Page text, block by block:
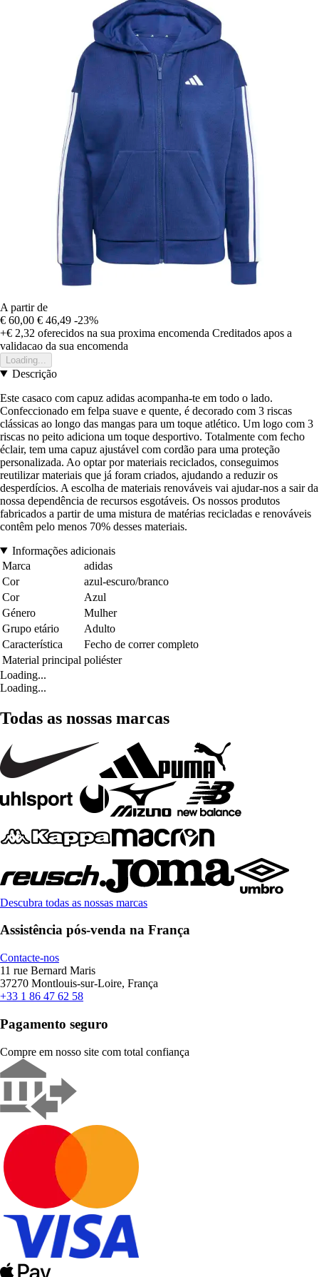
A partir de
€ 60,00 € 46,49 -23%
+€ 2,32 oferecidos na sua proxima encomenda Creditados apos a
validacao da sua encomenda
Loading...
Descrição
Este casaco com capuz adidas acompanha-te em todo o lado.
Confeccionado em felpa suave e quente, é decorado com 3 riscas
clássicas ao longo das mangas para um toque atlético. Um logo com 3
riscas no peito adiciona um toque desportivo. Totalmente com fecho
éclair, tem uma capuz ajustável com cordão para uma proteção
personalizada. Ao optar por materiais reciclados, conseguimos
reutilizar materiais que já foram criados, ajudando a reduzir os
desperdícios. A escolha de materiais renováveis vai ajudar-nos a sair da
nossa dependência de recursos esgotáveis. Os nossos produtos
fabricados a partir de uma mistura de matérias recicladas e renováveis
contêm pelo menos 70% desses materiais.
Informações adicionais
Marca
adidas
Cor
azul-escuro/branco
Cor
Azul
Género
Mulher
Grupo etário
Adulto
Característica
Fecho de correr completo
Material principal poliéster
Loading...
Loading...
Todas as nossas marcas
Descubra todas as nossas marcas
Assistência pós-venda na França
Contacte-nos
11 rue Bernard Maris
37270 Montlouis-sur-Loire, França
+33 1 86 47 62 58
Pagamento seguro
Compre em nosso site com total confiança